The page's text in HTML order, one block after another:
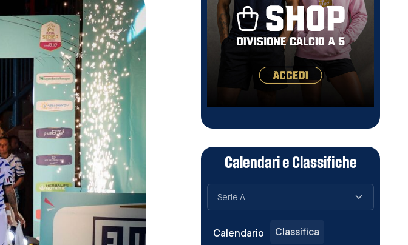
Calendari e Classifiche
Calendario Classifica